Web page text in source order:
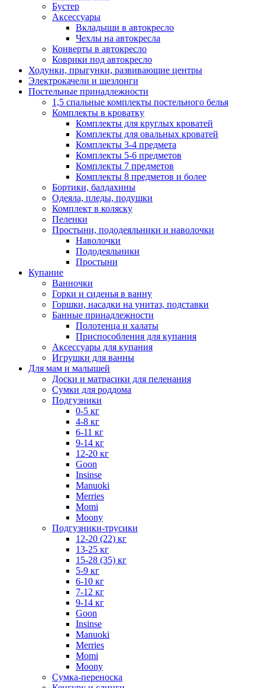
Бустер
Аксессуары
Вкладыши в автокресло
Чехлы на автокресла
Конверты в автокресло
Коврики под автокресло
Ходунки, прыгунки, развивающие центры
Электрокачели и шезлонги
Постельные принадлежности
1,5 спальные комплекты постельного белья
Комплекты в кроватку
Комплекты для круглых кроватей
Комплекты для овальных кроватей
Комплекты 3-4 предмета
Комплекты 5-6 предметов
Комплекты 7 предметов
Комплекты 8 предметов и более
Бортики, балдахины
Одеяла, пледы, подушки
Комплект в коляску
Пеленки
Простыни, пододеяльники и наволочки
Наволочки
Пододеяльники
Простыни
Купание
Ванночки
Горки и сиденья в ванну
Горшки, насадки на унитаз, подставки
Банные принадлежности
Полотенца и халаты
Приспособления для купания
Аксессуары для купания
Игрушки для ванны
Для мам и малышей
Доски и матрасики для пеленания
Сумки для роддома
Подгузники
0-5 кг
4-8 кг
6-11 кг
9-14 кг
12-20 кг
Goon
Insinse
Manuoki
Merries
Momi
Moony
Подгузники-трусики
12-20 (22) кг
13-25 кг
15-28 (35) кг
5-9 кг
6-10 кг
7-12 кг
9-14 кг
Goon
Insinse
Manuoki
Merries
Momi
Moony
Сумка-переноска